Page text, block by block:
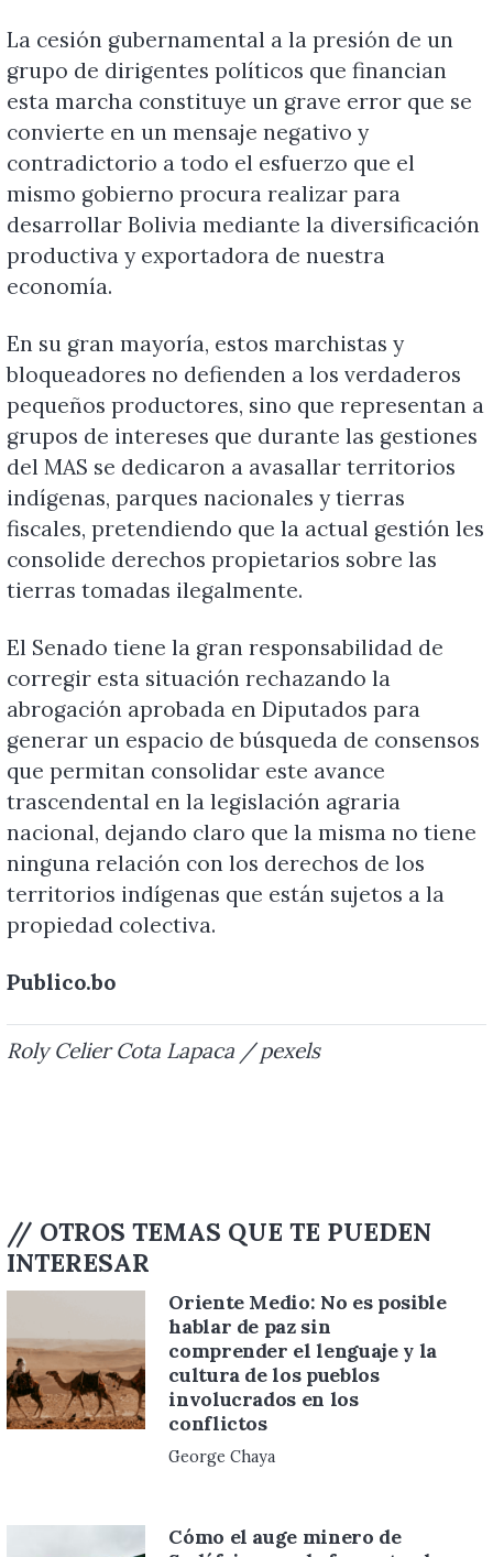
La cesión gubernamental a la presión de un
grupo de dirigentes políticos que financian
esta marcha constituye un grave error que se
convierte en un mensaje negativo y
contradictorio a todo el esfuerzo que el
mismo gobierno procura realizar para
desarrollar Bolivia mediante la diversificación
productiva y exportadora de nuestra
economía.
En su gran mayoría, estos marchistas y
bloqueadores no defienden a los verdaderos
pequeños productores, sino que representan a
grupos de intereses que durante las gestiones
del MAS se dedicaron a avasallar territorios
indígenas, parques nacionales y tierras
fiscales, pretendiendo que la actual gestión les
consolide derechos propietarios sobre las
tierras tomadas ilegalmente.
El Senado tiene la gran responsabilidad de
corregir esta situación rechazando la
abrogación aprobada en Diputados para
generar un espacio de búsqueda de consensos
que permitan consolidar este avance
trascendental en la legislación agraria
nacional, dejando claro que la misma no tiene
ninguna relación con los derechos de los
territorios indígenas que están sujetos a la
propiedad colectiva.
Publico.bo
Roly Celier Cota Lapaca / pexels
// OTROS TEMAS QUE TE PUEDEN
INTERESAR
y la
Como pinta el
otros
Alejandro A.